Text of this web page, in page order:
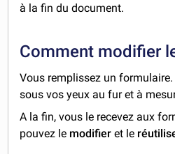
à la fin du document.
Comment modifier
Vous remplissez un
sous vos yeux au fur et à
A la fin, vous le recevez aux
pouvez le modifier et le